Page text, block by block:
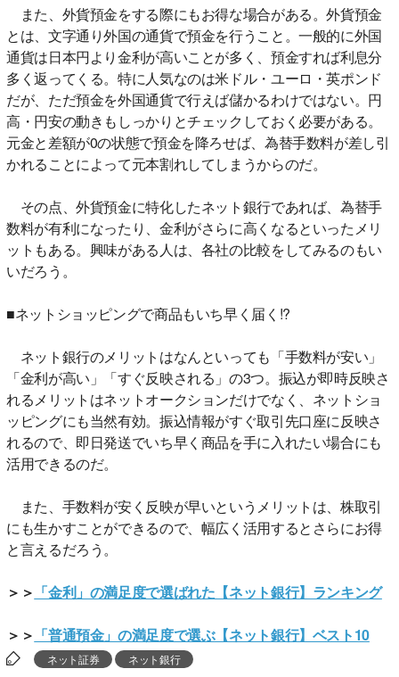
また、外貨預金をする際にもお得な場合がある。外貨預金
とは、文字通り外国の通貨で預金を行うこと。一般的に外国
通貨は日本円より金利が高いことが多く、預金すれば利息分
多く返ってくる。特に人気なのは米ドル・ユーロ・英ポンド
だが、ただ預金を外国通貨で行えば儲かるわけではない。円
高・円安の動きもしっかりとチェックしておく必要がある。
元金と差額が0の状態で預金を降ろせば、為替手数料が差し引
かれることによって元本割れしてしまうからのだ。
その点、外貨預金に特化したネット銀行であれば、為替手
数料が有利になったり、金利がさらに高くなるといったメリ
ットもある。興味がある人は、各社の比較をしてみるのもい
いだろう。
■ネットショッピングで商品もいち早く届く!?
ネット銀行のメリットはなんといっても「手数料が安い」
「金利が高い」「すぐ反映される」の3つ。振込が即時反映さ
れるメリットはネットオークションだけでなく、ネットショ
ッピングにも当然有効。振込情報がすぐ取引先口座に反映さ
れるので、即日発送でいち早く商品を手に入れたい場合にも
活用できるのだ。
また、手数料が安く反映が早いというメリットは、株取引
にも生かすことができるので、幅広く活用するとさらにお得
と言えるだろう。
＞＞ 「金利」の満足度で選ばれた【ネット銀行】ランキング
＞＞ 「普通預金」の満足度で選ぶ【ネット銀行】ベスト10
ネット証券 ネット銀行